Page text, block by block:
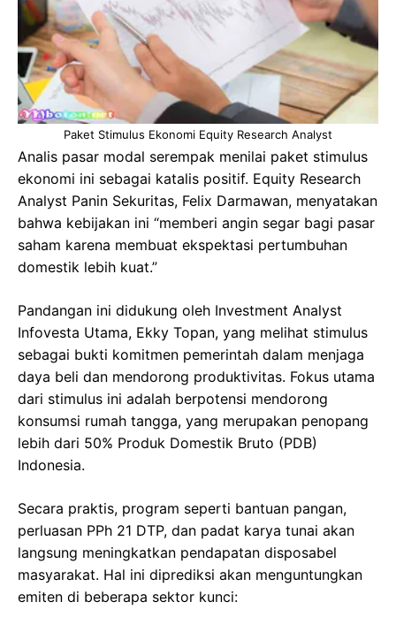
Paket Stimulus Ekonomi Equity Research Analyst
Analis pasar modal serempak menilai paket stimulus
ekonomi ini sebagai katalis positif. Equity Research
Analyst Panin Sekuritas, Felix Darmawan, menyatakan
bahwa kebijakan ini “memberi angin segar bagi pasar
saham karena membuat ekspektasi pertumbuhan
domestik lebih kuat.”
Pandangan ini didukung oleh Investment Analyst
Infovesta Utama, Ekky Topan, yang melihat stimulus
sebagai bukti komitmen pemerintah dalam menjaga
daya beli dan mendorong produktivitas. Fokus utama
dari stimulus ini adalah berpotensi mendorong
konsumsi rumah tangga, yang merupakan penopang
lebih dari 50% Produk Domestik Bruto (PDB)
Indonesia.
Secara praktis, program seperti bantuan pangan,
perluasan PPh 21 DTP, dan padat karya tunai akan
langsung meningkatkan pendapatan disposabel
masyarakat. Hal ini diprediksi akan menguntungkan
emiten di beberapa sektor kunci: